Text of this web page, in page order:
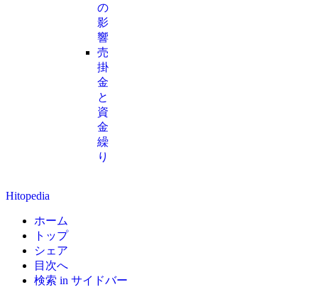
の
影
響
売
掛
金
と
資
金
繰
り
Hitopedia
ホーム
トップ
シェア
目次へ
検索 in サイドバー